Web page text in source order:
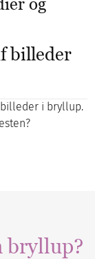
billeder
i bryllup.
bryllup?